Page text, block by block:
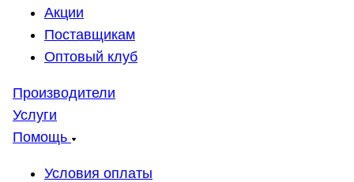
Акции
Поставщикам
Оптовый клуб
Производители
Услуги
Помощь
Условия оплаты